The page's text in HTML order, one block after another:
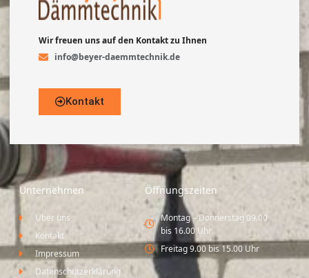
Wir freuen uns auf den Kontakt zu Ihnen
info@beyer-daemmtechnik.de
Kontakt
Unternehmen
Über uns
Kontakt
Impressum
Datenschutzerklärung
Öffnungszeiten
Montag – Donnerstag 09.00
bis 16.00 Uhr
Freitag 9.00 bis 15.00 Uhr